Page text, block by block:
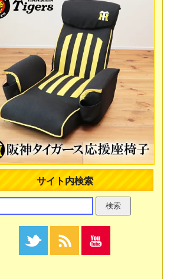
サイト内検索